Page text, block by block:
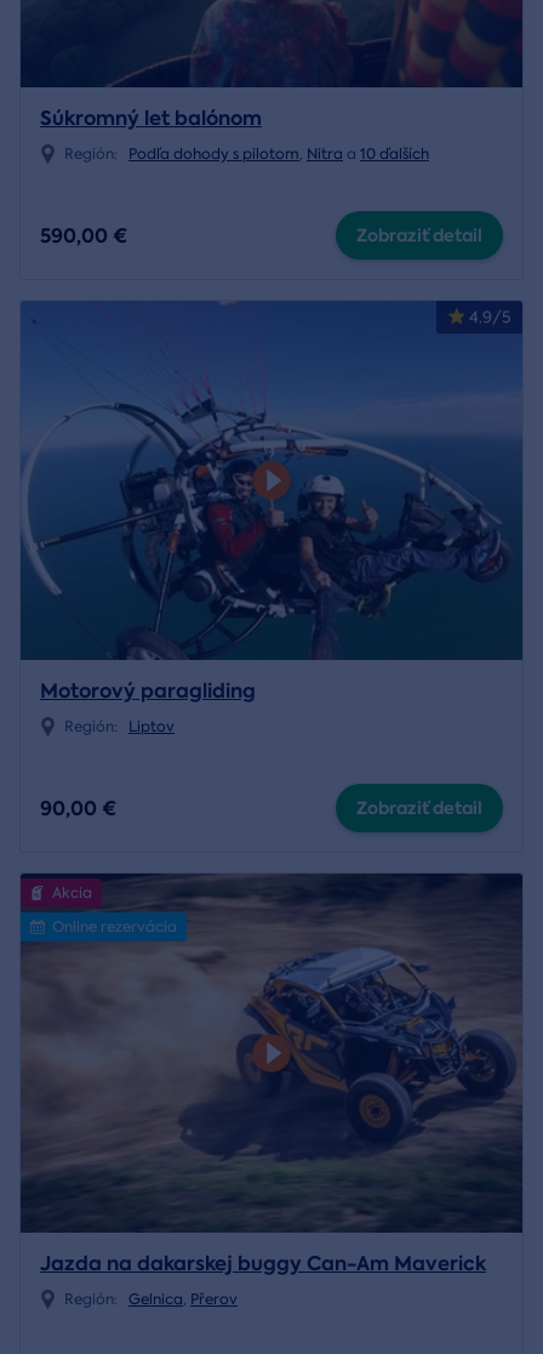
Súkromný let balónom
Región: Podľa dohody s pilotom, Nitra a 10 ďalších
590,00 € Zobraziť detail
4.9/5
Motorový paragliding
Región: Liptov
90,00 € Zobraziť detail
Akcia
Online rezervácia
Jazda na dakarskej buggy Can-Am Maverick
Región: Gelnica, Přerov